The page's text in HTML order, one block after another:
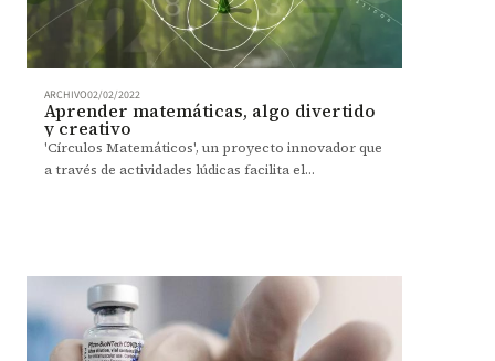
ARCHIVO02/02/2022
Aprender matemáticas, algo divertido
y creativo
'Círculos Matemáticos', un proyecto innovador que
a través de actividades lúdicas facilita el